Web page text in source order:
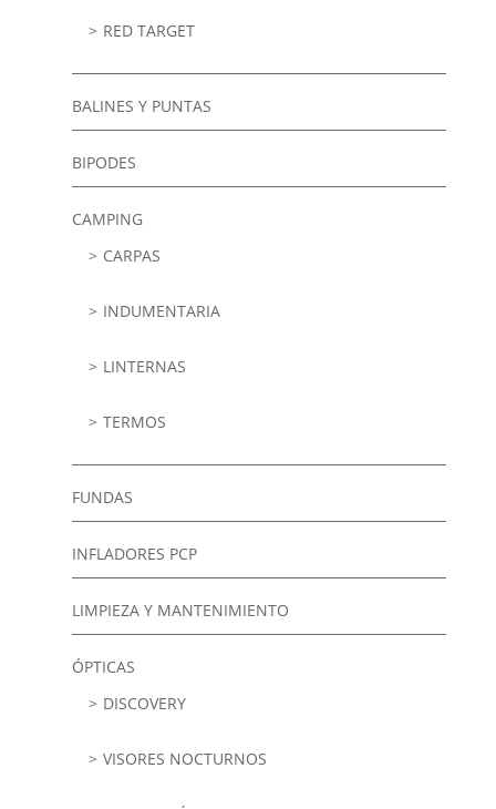
RED TARGET
BALINES Y PUNTAS
BIPODES
CAMPING
CARPAS
INDUMENTARIA
LINTERNAS
TERMOS
FUNDAS
INFLADORES PCP
LIMPIEZA Y MANTENIMIENTO
ÓPTICAS
DISCOVERY
VISORES NOCTURNOS